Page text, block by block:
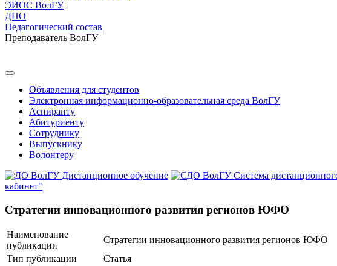
ЭИОС ВолГУ
ДПО
Педагогический состав
Преподаватель ВолГУ
Объявления для студентов
Электронная информационно-образовательная среда ВолГУ
Аспиранту
Абитуриенту
Сотруднику
Выпускнику
Волонтеру
Дистанционное обучение
Система
кабинет"
Стратегии инновационного развития регионов ЮФО
Наименование
публикации
Стратегии инновационного развития регионов ЮФО
Тип публикации
Статья